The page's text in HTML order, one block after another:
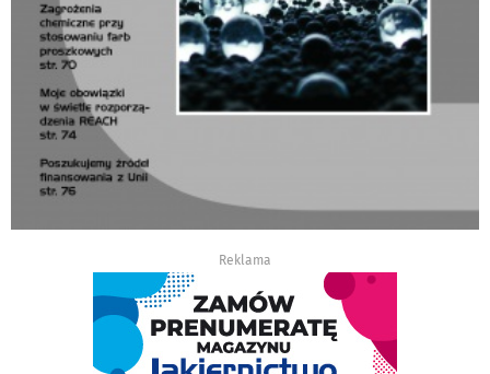
Reklama